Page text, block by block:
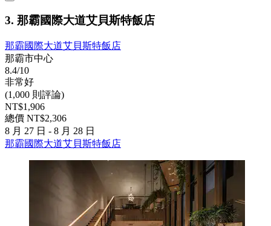
3. 那霸國際大道艾貝斯特飯店
那霸國際大道艾貝斯特飯店
那霸市中心
8.4/10
非常好
(1,000 則評論)
NT$1,906
總價 NT$2,306
8 月 27 日 - 8 月 28 日
那霸國際大道艾貝斯特飯店